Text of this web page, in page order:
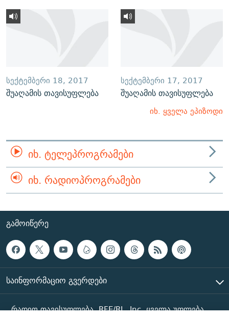
ᲡᲔᲥᲢᲔᲛᲑᲔᲠᲘ 18, 2017
შუაღამის თავისუფლება
ᲡᲔᲥᲢᲔᲛᲑᲔᲠᲘ 17, 2017
შუაღამის თავისუფლება
იხ. ყველა ეპიზოდი
ᲘᲮ. ᲢᲔᲚᲔᲞᲠᲝᲒᲠᲐᲛᲔᲑᲘ
ᲘᲮ. ᲠᲐᲓᲘᲝᲞᲠᲝᲒᲠᲐᲛᲔᲑᲘ
ᲒᲐᲛᲝᲘᲬᲔᲠᲔ
ᲡᲐᲘᲜᲤᲝᲠᲛᲐᲪᲘᲝ ᲒᲕᲔᲠᲓᲔᲑᲘ
რადიო თავისუფლება, RFE/RL, Inc. ყველა უფლება